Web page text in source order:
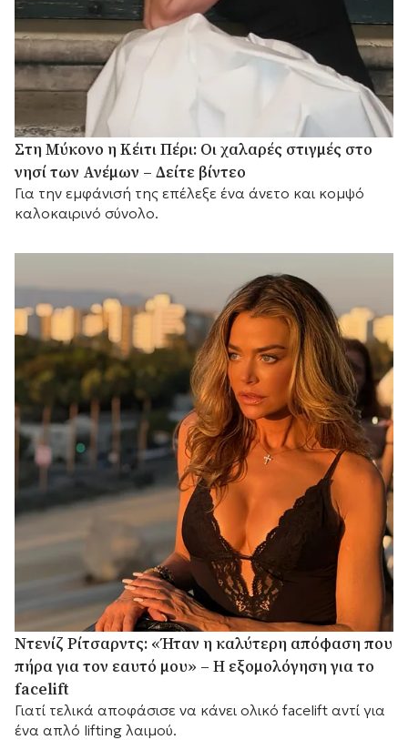
Στη Μύκονο η Κέιτι Πέρι: Οι χαλαρές στιγμές στο
νησί των Ανέμων – Δείτε βίντεο
Για την εμφάνισή της επέλεξε ένα άνετο και κομψό
καλοκαιρινό σύνολο.
Ντενίζ Ρίτσαρντς: «Ήταν η καλύτερη απόφαση που
πήρα για τον εαυτό μου» – Η εξομολόγηση για το
facelift
Γιατί τελικά αποφάσισε να κάνει ολικό facelift αντί για
ένα απλό lifting λαιμού.